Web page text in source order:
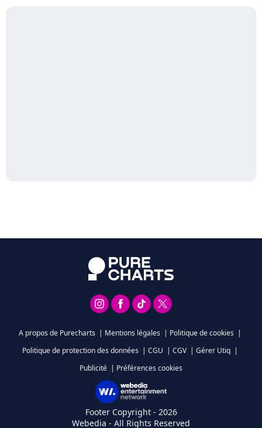
A propos de Purecharts | Mentions légales | Politique de cookies |
Politique de protection des données | CGU | CGV | Gérer Utiq |
Publicité | Préférences cookies
Footer Copyright - 2026
Webedia - All Rights Reserved